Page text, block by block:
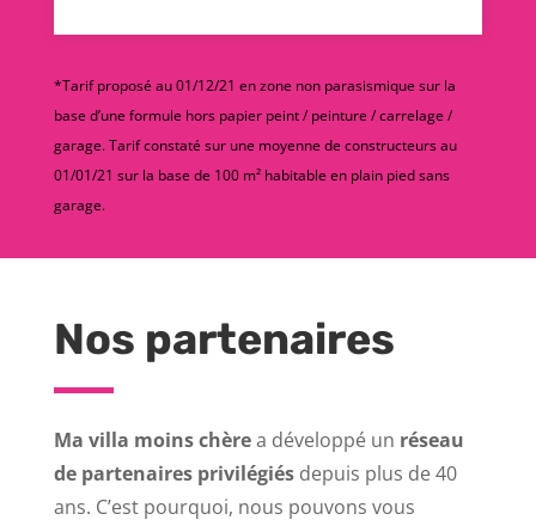
*Tarif proposé au 01/12/21 en zone non parasismique sur la
base d’une formule hors papier peint / peinture / carrelage /
garage. Tarif constaté sur une moyenne de constructeurs au
01/01/21 sur la base de 100 m² habitable en plain pied sans
garage.
Nos partenaires
Ma villa moins chèrea développé un réseau
de partenaires privilégiésdepuis plus de 40
ans. C’est pourquoi, nous pouvons vous